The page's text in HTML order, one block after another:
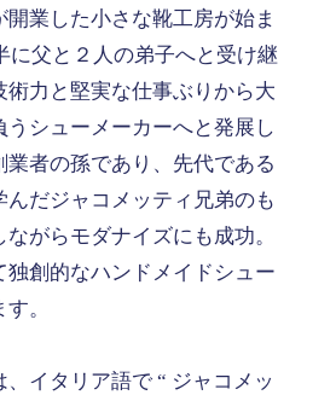
開業した小さな靴工房が始ま
に父と２人の弟子へと受け継
術力と堅実な仕事ぶりから大
うシューメーカーへと発展し
業者の孫であり、先代である
んだジャコメッティ兄弟のも
がらモダナイズにも成功。
独創的なハンドメイドシュー
。
イタリア語で “ ジャコメッ